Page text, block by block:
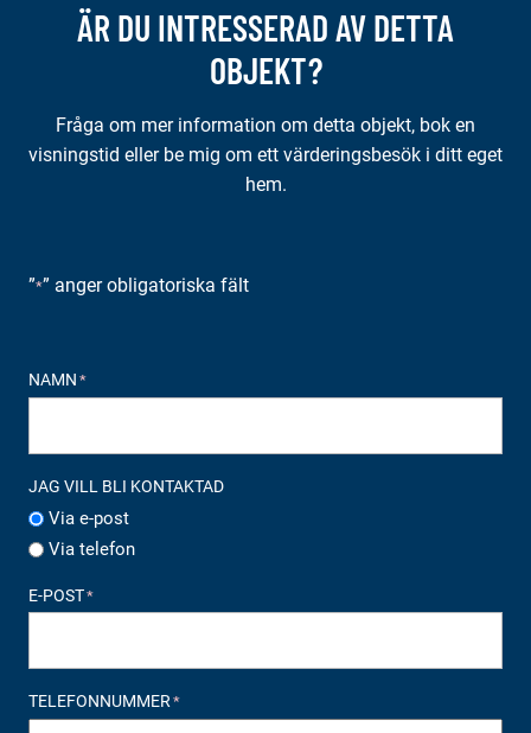
ÄR DU INTRESSERAD AV DETTA
OBJEKT?
Fråga om mer information om detta objekt, bok en
visningstid eller be mig om ett värderingsbesök i ditt eget
hem.
”*” anger obligatoriska fält
NAMN *
JAG VILL BLI KONTAKTAD
Via e-post
Via telefon
E-POST*
TELEFONNUMMER*